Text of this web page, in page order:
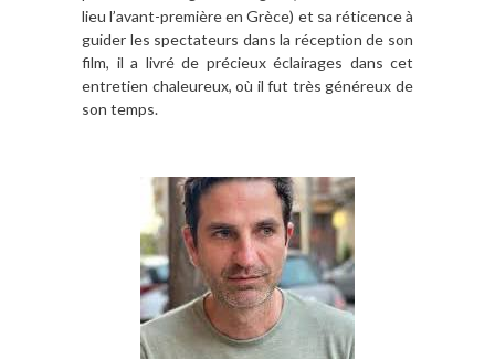
lieu l’avant-première en Grèce) et sa réticence à
guider les spectateurs dans la réception de son
film, il a livré de précieux éclairages dans cet
entretien chaleureux, où il fut très généreux de
son temps.